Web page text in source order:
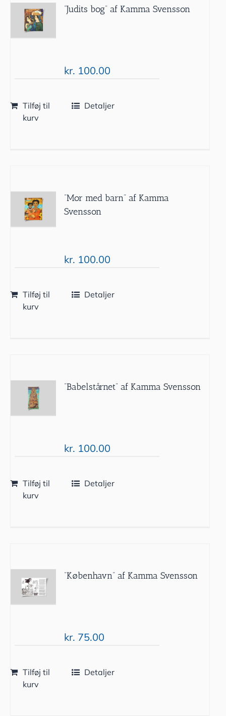
”Judits bog” af Kamma Svensson
kr. 100.00
Tilføj til
kurv
Detaljer
”Mor med barn” af Kamma
Svensson
kr. 100.00
Tilføj til
kurv
Detaljer
”Babelstårnet” af Kamma Svensson
kr. 100.00
Tilføj til
kurv
Detaljer
”København” af Kamma Svensson
kr. 75.00
Tilføj til
kurv
Detaljer